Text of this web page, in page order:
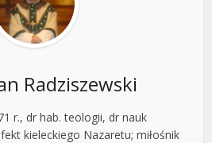
Radziszewski
r., dr hab. teologii, dr nauk
kieleckiego Nazaretu; miłośnik